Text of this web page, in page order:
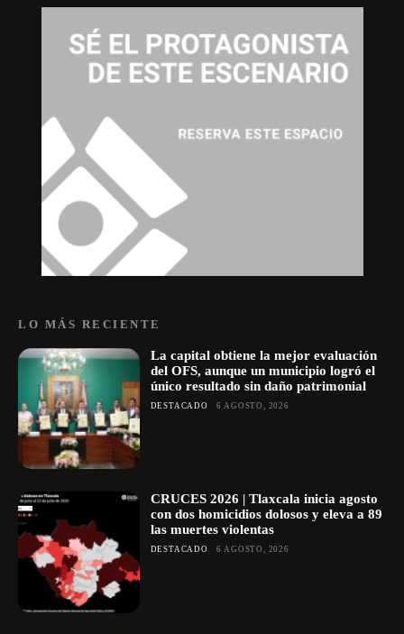
LO MÁS RECIENTE
La capital obtiene la mejor evaluación
del OFS, aunque un municipio logró el
único resultado sin daño patrimonial
DESTACADO 6 AGOSTO, 2026
CRUCES 2026 | Tlaxcala inicia agosto
con dos homicidios dolosos y eleva a 89
las muertes violentas
DESTACADO 6 AGOSTO, 2026